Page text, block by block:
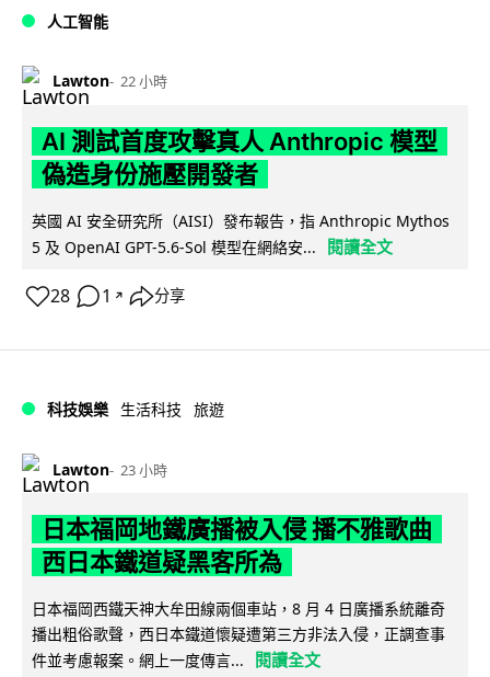
人工智能
Lawton 22 小時
AI 測試首度攻擊真人 Anthropic 模型
偽造身份施壓開發者
英國 AI 安全研究所（AISI）發布報告，指 Anthropic Mythos
5 及 OpenAI GPT-5.6-Sol 模型在網絡安...
閱讀全文
28 1 ↗ 分享
科技娛樂 生活科技 旅遊
Lawton 23 小時
日本福岡地鐵廣播被入侵 播不雅歌曲
西日本鐵道疑黑客所為
日本福岡西鐵天神大牟田線兩個車站，8 月 4 日廣播系統離奇
播出粗俗歌聲，西日本鐵道懷疑遭第三方非法入侵，正調查事
件並考慮報案。網上一度傳言...
閱讀全文